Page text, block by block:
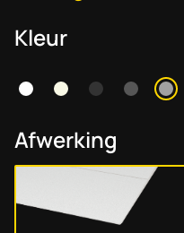
Kleur
Afwerking